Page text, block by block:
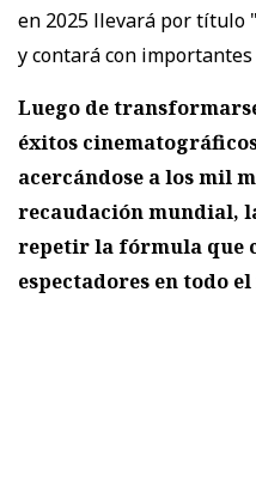
en 2025 llevará por título
y contará con
Luego de
éxitos
acercándose a los mil
recaudación mundial,
repetir la fórmula que
espectadores en todo